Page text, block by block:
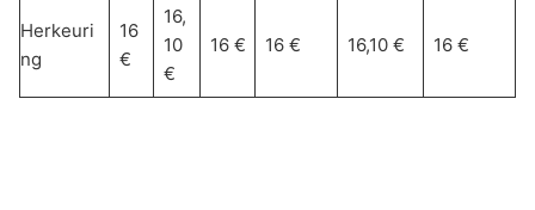
Herkeuri
ng
16
€
16,
10
€
16 € 16 € 16,10 € 16 €